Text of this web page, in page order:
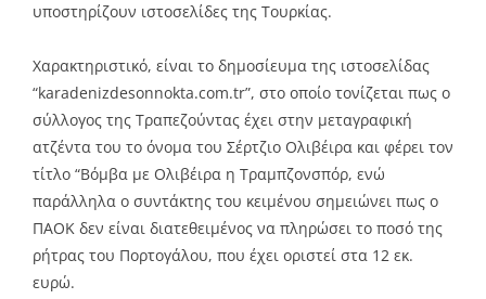
υποστηρίζουν ιστοσελίδες της Τουρκίας.
Χαρακτηριστικό, είναι το δημοσίευμα της ιστοσελίδας
“karadenizdesonnokta.com.tr”, στο οποίο τονίζεται πως ο
σύλλογος της Τραπεζούντας έχει στην μεταγραφική
ατζέντα του το όνομα του Σέρτζιο Ολιβέιρα και φέρει τον
τίτλο “Βόμβα με Ολιβέιρα η Τραμπζονσπόρ, ενώ
παράλληλα ο συντάκτης του κειμένου σημειώνει πως ο
ΠΑΟΚ δεν είναι διατεθειμένος να πληρώσει το ποσό της
ρήτρας του Πορτογάλου, που έχει οριστεί στα 12 εκ.
ευρώ.